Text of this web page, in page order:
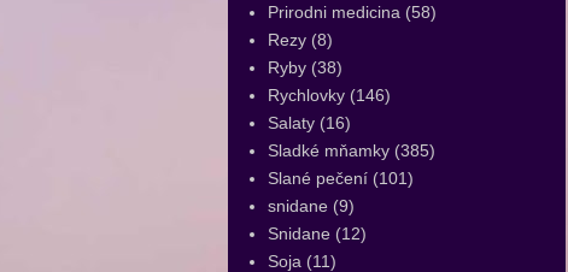
Prirodni medicina (58)
Rezy (8)
Ryby (38)
Rychlovky (146)
Salaty (16)
Sladké mňamky (385)
Slané pečení (101)
snidane (9)
Snidane (12)
Soja (11)